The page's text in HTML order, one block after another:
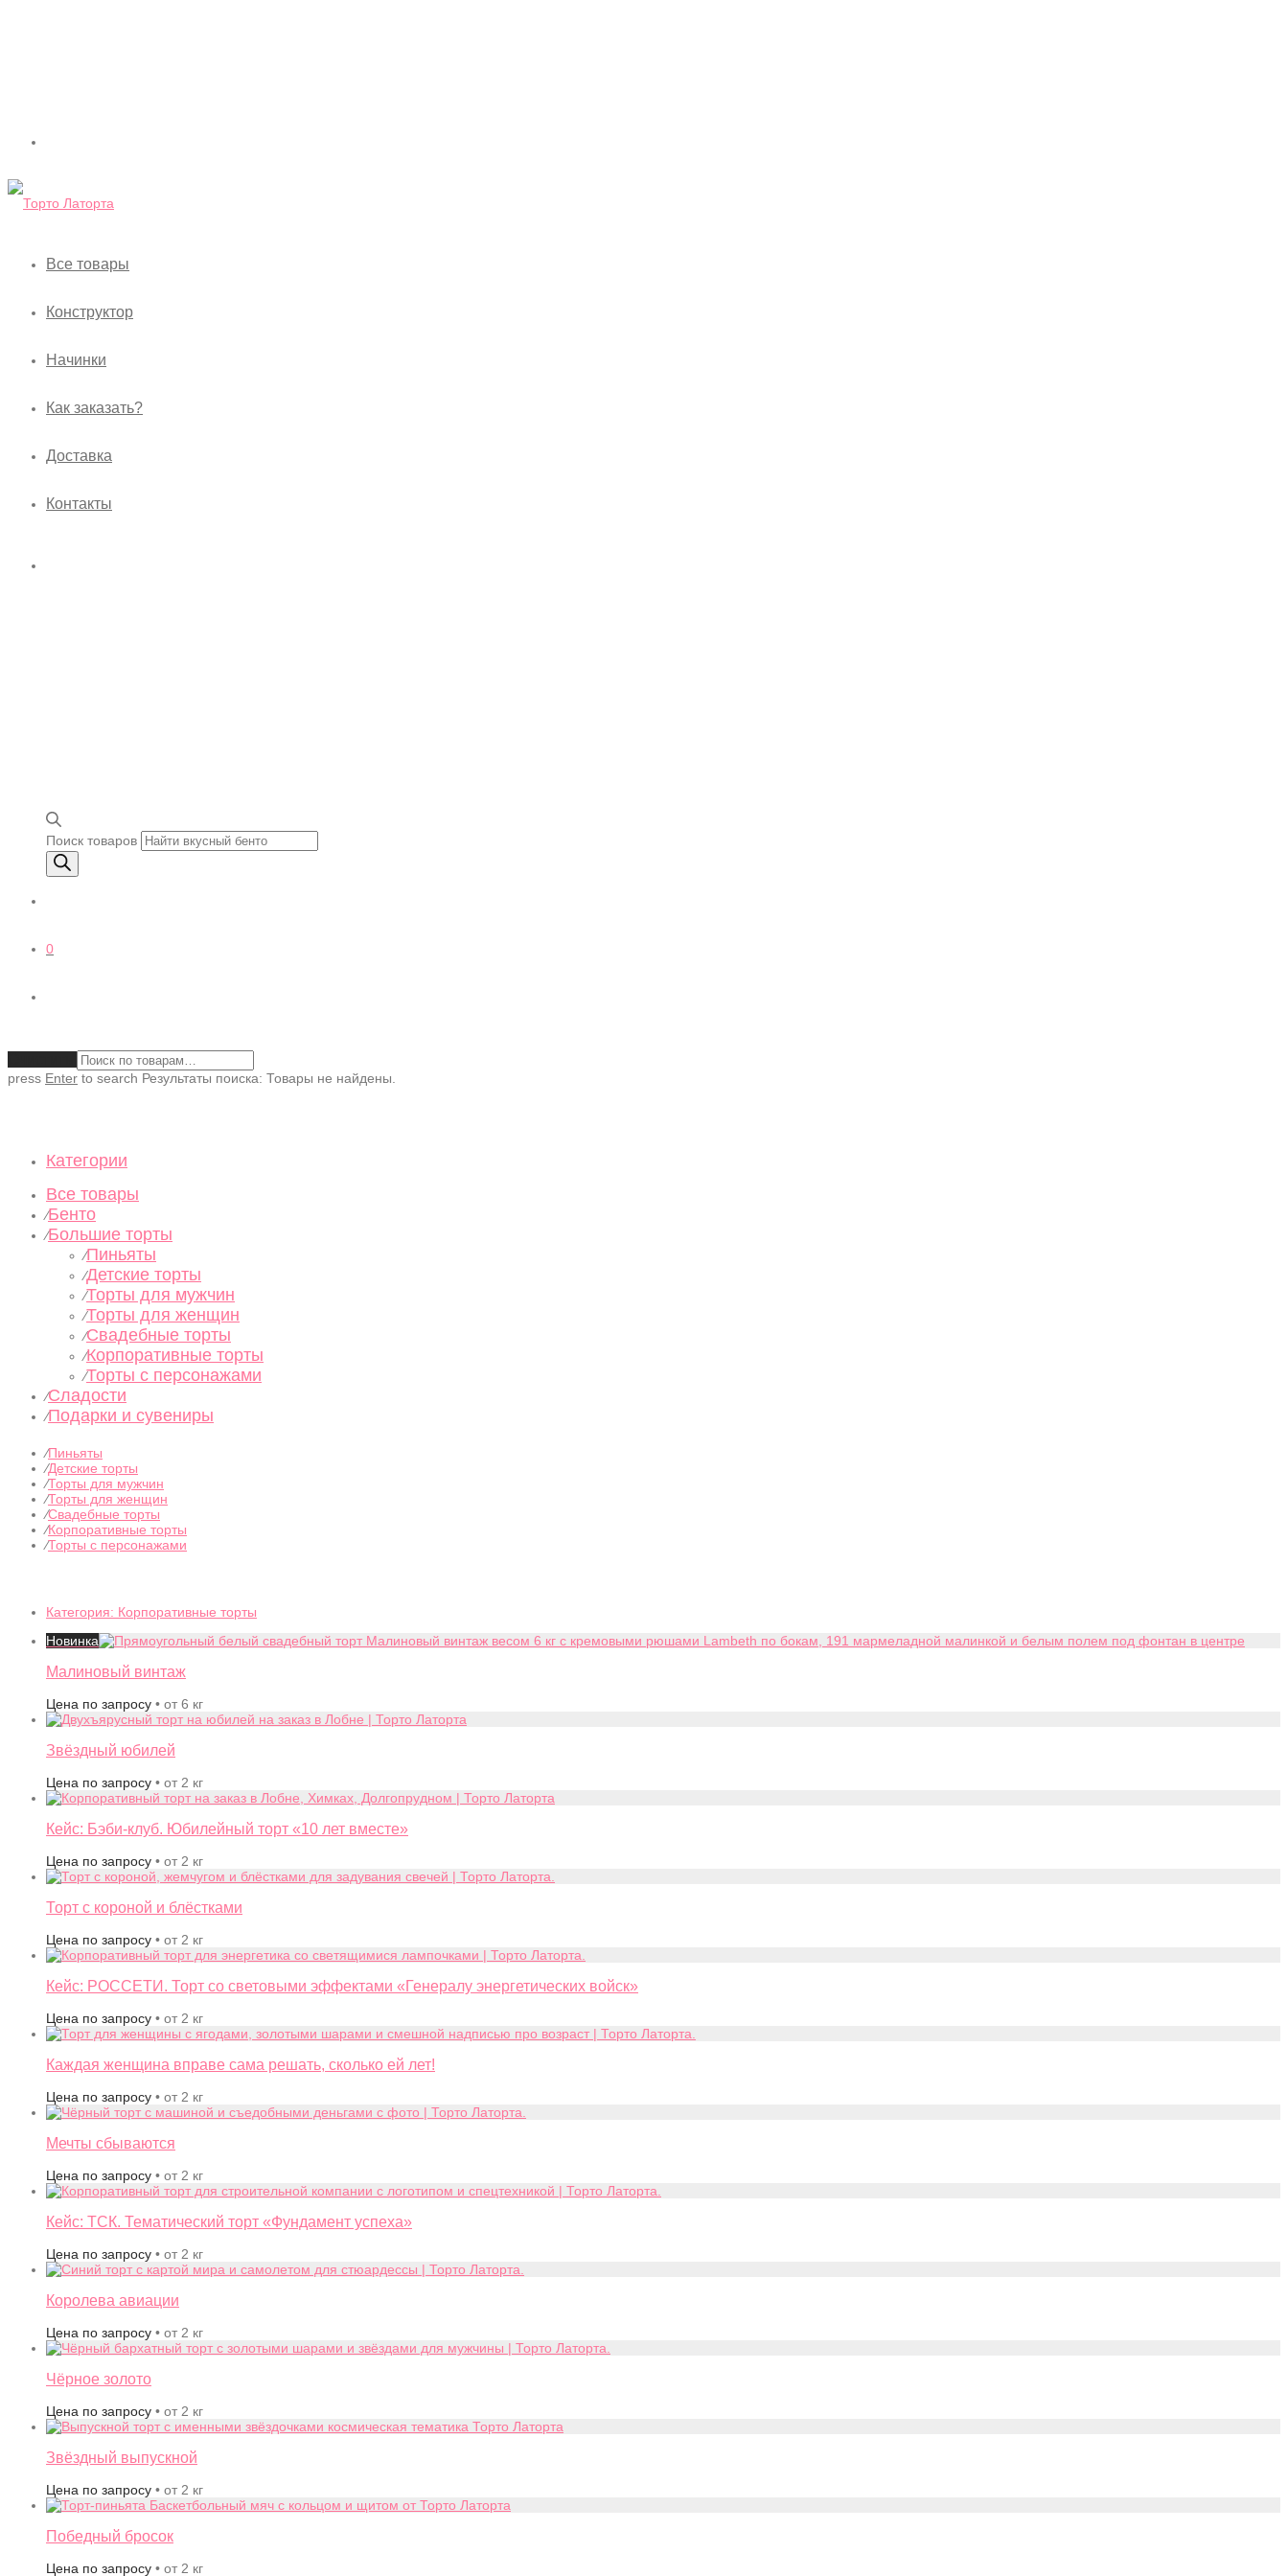
Все товары
Конструктор
Начинки
Как заказать?
Доставка
Контакты
Поиск товаров
0
press Enter to search Результаты поиска: Товары не найдены.
Категории
Все товары
⁄Бенто
⁄Большие торты
⁄Пиньяты
⁄Детские торты
⁄Торты для мужчин
⁄Торты для женщин
⁄Свадебные торты
⁄Корпоративные торты
⁄Торты с персонажами
⁄Сладости
⁄Подарки и сувениры
⁄Пиньяты
⁄Детские торты
⁄Торты для мужчин
⁄Торты для женщин
⁄Свадебные торты
⁄Корпоративные торты
⁄Торты с персонажами
Категория: Корпоративные торты
Новинка
Малиновый винтаж
Цена по запросу • от 6 кг
Звёздный юбилей
Цена по запросу • от 2 кг
Кейс: Бэби-клуб. Юбилейный торт «10 лет вместе»
Цена по запросу • от 2 кг
Торт с короной и блёстками
Цена по запросу • от 2 кг
Кейс: РОССЕТИ. Торт со световыми эффектами «Генералу энергетических войск»
Цена по запросу • от 2 кг
Каждая женщина вправе сама решать, сколько ей лет!
Цена по запросу • от 2 кг
Мечты сбываются
Цена по запросу • от 2 кг
Кейс: ТСК. Тематический торт «Фундамент успеха»
Цена по запросу • от 2 кг
Королева авиации
Цена по запросу • от 2 кг
Чёрное золото
Цена по запросу • от 2 кг
Звёздный выпускной
Цена по запросу • от 2 кг
Победный бросок
Цена по запросу • от 2 кг